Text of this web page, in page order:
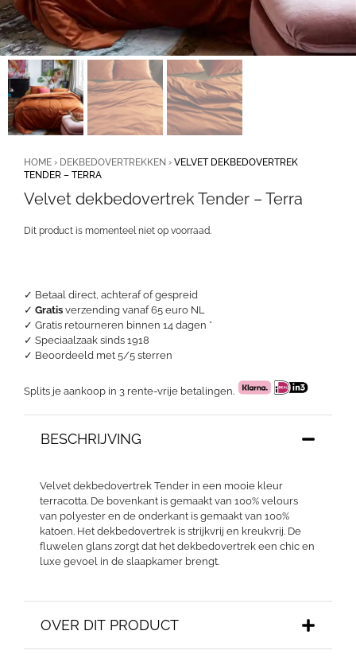
✓ Betaal direct, achteraf of gespreid
✓ Gratis verzending vanaf 65 euro NL
✓ Gratis retourneren binnen 14 dagen *
✓ Speciaalzaak sinds 1918
✓ Beoordeeld met 5/5 sterren
Splits je aankoop in 3 rente-vrije betalingen.
HOME › DEKBEDOVERTREKKEN › VELVET DEKBEDOVERTREK
TENDER – TERRA
Velvet dekbedovertrek Tender – Terra
BESCHRIJVING
Velvet dekbedovertrek Tender in een mooie kleur
terracotta. De bovenkant is gemaakt van 100% velours
van polyester en de onderkant is gemaakt van 100%
katoen. Het dekbedovertrek is strijkvrij en kreukvrij. De
fluwelen glans zorgt dat het dekbedovertrek een chic en
luxe gevoel in de slaapkamer brengt.
OVER DIT PRODUCT
Dit product is momenteel niet op voorraad.